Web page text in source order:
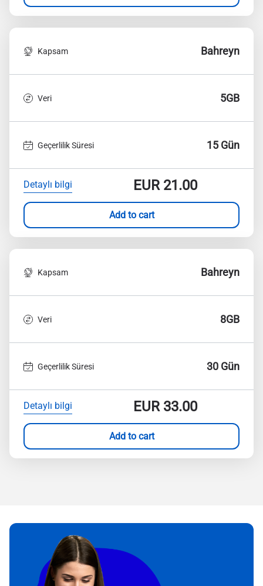
Kapsam Bahreyn
Veri 5GB
Geçerlilik Süresi 15 Gün
Detaylı bilgi EUR21.00
Add to cart
Kapsam Bahreyn
Veri 8GB
Geçerlilik Süresi 30 Gün
Detaylı bilgi EUR33.00
Add to cart